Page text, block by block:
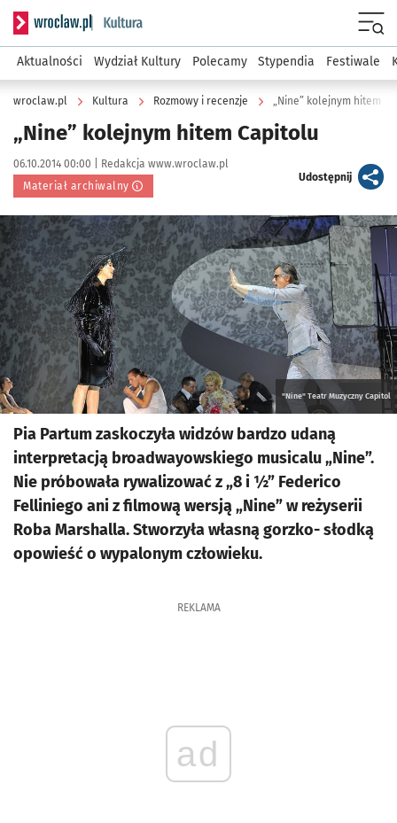
Serwis informacyjny wroclaw.pl podserwis: Kultura
Aktualności Wydział Kultury Polecamy Stypendia Festiwale
wroclaw.pl Kultura Rozmowy i recenzje „Nine” kolejnym hitem
„Nine” kolejnym hitem Capitolu
Data publikacji:
06.10.2014 00:00 | Autor:
Redakcja www.wroclaw.pl
Materiał archiwalny
Udostępnijartykuł
Kliknij, aby powiększyć
"Nine" Teatr Muzyczny Capitol
Pia Partum zaskoczyła widzów bardzo udaną
interpretacją broadwayowskiego musicalu „Nine”.
Nie próbowała rywalizować z „8 i ½” Federico
Felliniego ani z filmową wersją „Nine” w reżyserii
Roba Marshalla. Stworzyła własną gorzko- słodką
opowieść o wypalonym człowieku.
REKLAMA
ad